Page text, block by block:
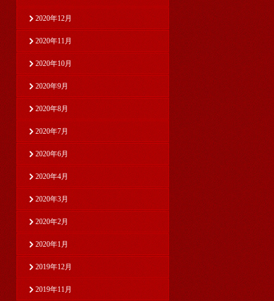
2020年12月
2020年11月
2020年10月
2020年9月
2020年8月
2020年7月
2020年6月
2020年4月
2020年3月
2020年2月
2020年1月
2019年12月
2019年11月